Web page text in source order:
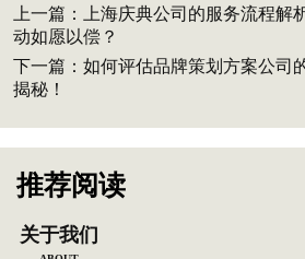
上一篇：
上海庆典公司的服务流程解
动如愿以偿？
下一篇： 如何评估品牌策划方案公司
揭秘！
推荐阅读
关于我们